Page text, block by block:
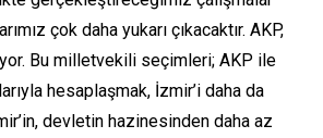
çok daha yukarı çıkacaktır. AKP,
Bu milletvekili seçimleri; AKP ile
hesaplaşmak, İzmir’i daha da
devletin hazinesinden daha az